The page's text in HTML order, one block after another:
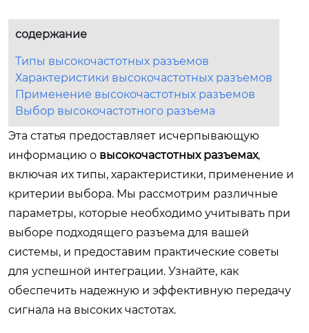
содержание
Типы высокочастотных разъемов
Характеристики высокочастотных разъемов
Применение высокочастотных разъемов
Выбор высокочастотного разъема
Эта статья предоставляет исчерпывающую
информацию о высокочастотных разъемах,
включая их типы, характеристики, применение и
критерии выбора. Мы рассмотрим различные
параметры, которые необходимо учитывать при
выборе подходящего разъема для вашей
системы, и предоставим практические советы
для успешной интеграции. Узнайте, как
обеспечить надежную и эффективную передачу
сигнала на высоких частотах.